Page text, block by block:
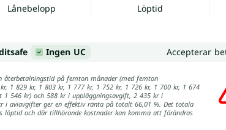
Lånebelopp Löptid
Ingen UC Accepterar
på femton månader (med femton
1 829 kr, 1 803 kr, 1 777 kr, 1 752 kr, 1 726 kr, 1 700 kr, 1 674
546 kr) och 588 kr i uppläggningsavgift, 2 435 kr i
i aviavgifter ger en effektiv ränta på totalt 66,01 %. Det totala
löptid och där tillhörande kostnader kan komma att förändras